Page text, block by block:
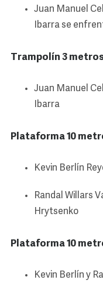
Juan Manuel
Ibarra se
Trampolín 3
Juan Manuel
Ibarra
Plataforma 10
Kevin Berlín
Randal Willars
Hrytsenko
Plataforma 10
Kevin Berlín y